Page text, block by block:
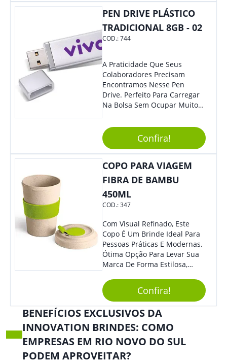
Colaboradores E Parceiros De
Sua Empresa.
PEN DRIVE PLÁSTICO
TRADICIONAL 8GB - 02
COD.:744
A Praticidade Que Seus
Colaboradores Precisam
Encontramos Nesse Pen
Drive. Perfeito Para Carregar
Na Bolsa Sem Ocupar Muito
Qualquer Lugar Todos Os
Arquivos Desejados. Ideal
Para Oferecer Em Eventos E
Feiras De Exposições.
Confira!
COPO PARA VIAGEM
FIBRA DE BAMBU
450ML
COD.:347
Com Visual Refinado, Este
Copo É Um Brinde Ideal Para
Pessoas Práticas E Modernas.
Ótima Opção Para Levar Sua
Marca De Forma Estilosa,
Empresa Em Eventos,
Reuniões Corporativas Ou Até
Mesmo Para Presentear
Colaboradores.
Confira!
BENEFÍCIOS EXCLUSIVOS DA
INNOVATION BRINDES: COMO
EMPRESAS EM RIO NOVO DO SUL
PODEM APROVEITAR?